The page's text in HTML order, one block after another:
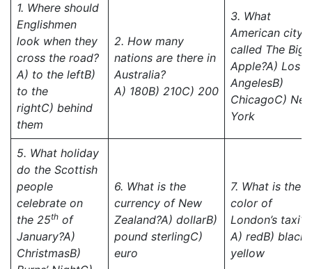
1. Where should
Englishmen
look when they
cross the road?
A) to the leftB)
to the
rightС) behind
them
2. How many
nations are there in
Australia?
A) 180B) 210C) 200
3. What
American city
called The Big
Apple?A) Los
AngelesB)
ChicagoC)
York
5. What holiday
do the Scottish
people
celebrate on
the 25th of
January?A)
ChristmasB)
6. What is the
currency of New
Zealand?A) dollarB)
pound sterlingC)
euro
7. What is the
color of
London’s taxi?
A) redB) black
yellow